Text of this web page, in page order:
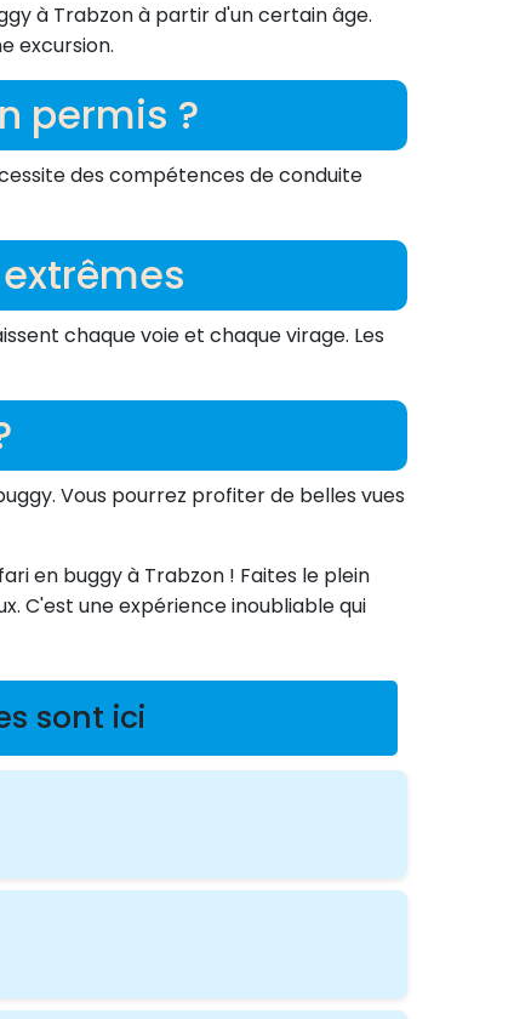
à Trabzon à partir d'un certain âge.
excursion.
permis ?
des compétences de conduite
chaque voie et chaque virage. Les
Vous pourrez profiter de belles vues
en buggy à Trabzon ! Faites le plein
C'est une expérience inoubliable qui
sont ici